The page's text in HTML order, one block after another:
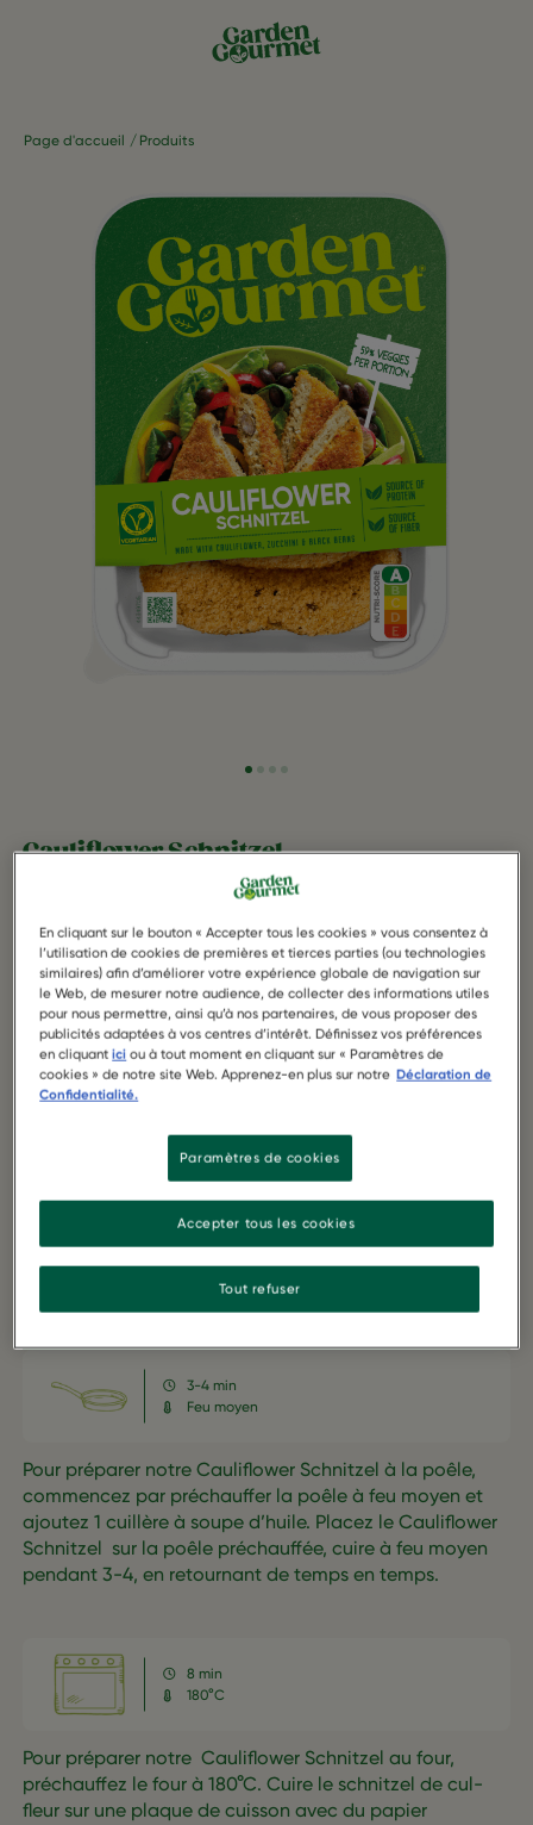
Cauliflower Schnitzel
Le Cauliflower Schnitzel est croustillant à l'extérieur et
tendre à l'intérieur. Celui-ci est riche en légumes, une
excellente source de fibres et de protéines. De plus, il ne
contient que 99 kcal par portion, ce qui en fait un choix
léger et équilibré pour vos repas !
SOURCE OF FIBER SOURCE OF PROTEIN
VÉGÉTARIEN NUTRISCORE A
3-4 min
Feu moyen
Pour préparer notre Cauliflower Schnitzel à la poêle,
commencez par préchauffer la poêle à feu moyen et
ajoutez 1 cuillère à soupe d’huile. Placez le Cauliflower
Schnitzel sur la poêle préchauffée, cuire à feu moyen
pendant 3-4, en retournant de temps en temps.
8 min
180°C
Pour préparer notre Cauliflower Schnitzel au four,
préchauffez le four à 180°C. Cuire le schnitzel de cul-
fleur sur une plaque de cuisson avec du papier
Page d'accueil Produits
En cliquant sur le bouton « Accepter tous les cookies » vous consentez à
l’utilisation de cookies de premières et tierces parties (ou technologies
similaires) afin d’améliorer votre expérience globale de navigation sur
le Web, de mesurer notre audience, de collecter des informations utiles
pour nous permettre, ainsi qu’à nos partenaires, de vous proposer des
publicités adaptées à vos centres d’intérêt. Définissez vos préférences
en cliquantici ou à tout moment en cliquant sur « Paramètres de
cookies » de notre site Web. Apprenez-en plus sur notre Déclaration de
Confidentialité.
Paramètres de cookies
Tout refuser
Accepter tous les cookies